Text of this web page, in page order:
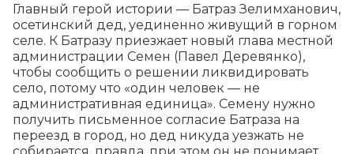
Главный герой истории — Батраз Зелимханович,
осетинский дед, уединенно живущий в горном
селе. К Батразу приезжает новый глава местной
администрации Семен (Павел Деревянко),
чтобы сообщить о решении ликвидировать
село, потому что «один человек — не
административная единица». Семену нужно
получить письменное согласие Батраза на
переезд в город, но дед никуда уезжать не